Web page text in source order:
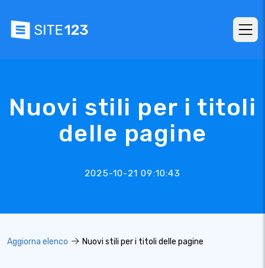
Nuovi stili per i titoli
delle pagine
2025-10-21 09:10:43
Aggiorna elenco Nuovi stili per i titoli delle pagine